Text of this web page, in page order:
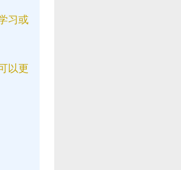
习或
以更